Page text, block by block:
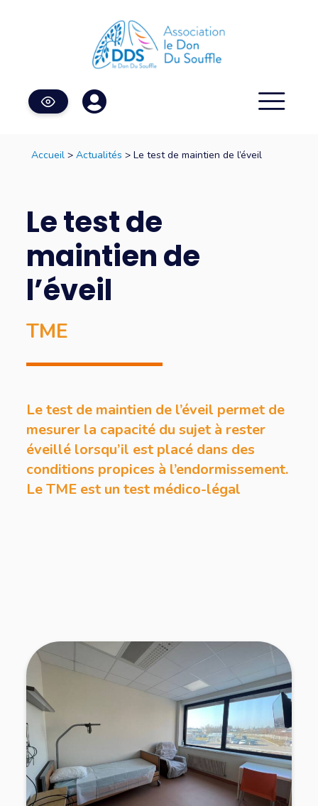
Accueil> Actualités > Le test de maintien de l’éveil
Le test de
maintien de
l’éveil
TME
Le test de maintien de l’éveil permet de
mesurer la capacité du sujet à rester
éveillé lorsqu’il est placé dans des
conditions propices à l’endormissement.
Le TME est un test médico-légal